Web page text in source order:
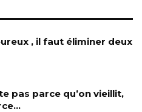
, il faut éliminer deux
pas parce qu’on vieillit,